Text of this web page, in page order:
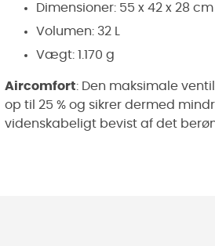
Dimensioner: 55 x 42 x 28 cm
Volumen: 32 L
Vægt: 1.170 g
Aircomfort: Den maksimale
op til 25 % og sikrer dermed
videnskabeligt bevist af det